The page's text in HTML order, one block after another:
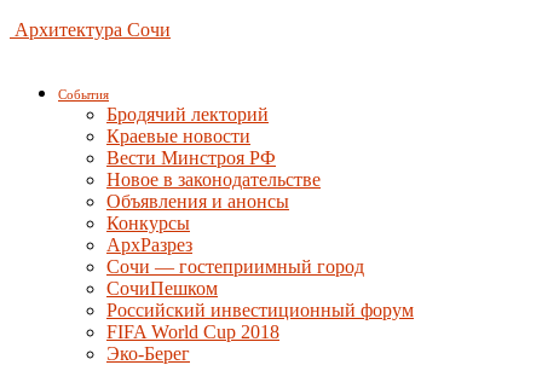
Архитектура Сочи
События
Бродячий лекторий
Краевые новости
Вести Минстроя РФ
Новое в законодательстве
Объявления и анонсы
Конкурсы
АрхРазрез
Сочи — гостеприимный город
СочиПешком
Российский инвестиционный форум
FIFA World Cup 2018
Эко-Берег